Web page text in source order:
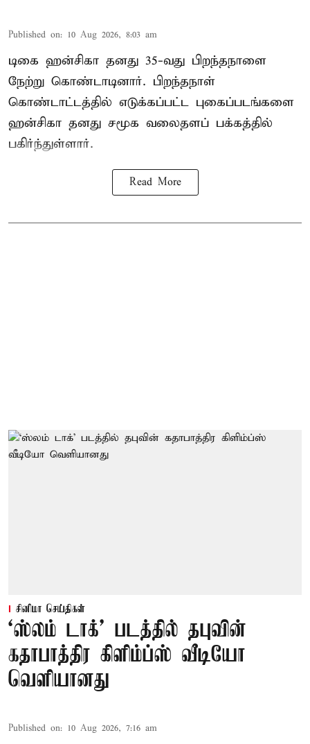
Published on: 10 Aug 2026, 8:03 am
டிகை ஹன்சிகா தனது 35-வது பிறந்தநாளை
நேற்று கொண்டாடினார். பிறந்தநாள்
கொண்டாட்டத்தில் எடுக்கப்பட்ட புகைப்படங்களை
ஹன்சிகா தனது சமூக வலைதளப் பக்கத்தில்
பகிர்ந்துள்ளார்.
Read More
சினிமா செய்திகள்
‘ஸ்லம் டாக்’ படத்தில் தபுவின்
கதாபாத்திர கிளிம்ப்ஸ் வீடியோ
வெளியானது
Published on: 10 Aug 2026, 7:16 am